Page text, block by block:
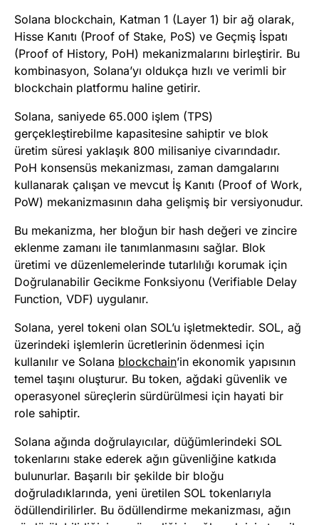
Solana blockchain, Katman 1 (Layer 1) bir ağ olarak,
Hisse Kanıtı (Proof of Stake, PoS) ve Geçmiş İspatı
(Proof of History, PoH) mekanizmalarını birleştirir. Bu
kombinasyon, Solana’yı oldukça hızlı ve verimli bir
blockchain platformu haline getirir.
Solana, saniyede 65.000 işlem (TPS)
gerçekleştirebilme kapasitesine sahiptir ve blok
üretim süresi yaklaşık 800 milisaniye civarındadır.
PoH konsensüs mekanizması, zaman damgalarını
kullanarak çalışan ve mevcut İş Kanıtı (Proof of Work,
PoW) mekanizmasının daha gelişmiş bir versiyonudur.
Bu mekanizma, her bloğun bir hash değeri ve zincire
eklenme zamanı ile tanımlanmasını sağlar. Blok
üretimi ve düzenlemelerinde tutarlılığı korumak için
Doğrulanabilir Gecikme Fonksiyonu (Verifiable Delay
Function, VDF) uygulanır.
Solana, yerel tokeni olan SOL’u işletmektedir. SOL, ağ
üzerindeki işlemlerin ücretlerinin ödenmesi için
kullanılır ve Solana blockchain’in ekonomik yapısının
temel taşını oluşturur. Bu token, ağdaki güvenlik ve
operasyonel süreçlerin sürdürülmesi için hayati bir
role sahiptir.
Solana ağında doğrulayıcılar, düğümlerindeki SOL
tokenlarını stake ederek ağın güvenliğine katkıda
bulunurlar. Başarılı bir şekilde bir bloğu
doğruladıklarında, yeni üretilen SOL tokenlarıyla
ödüllendirilirler. Bu ödüllendirme mekanizması, ağın